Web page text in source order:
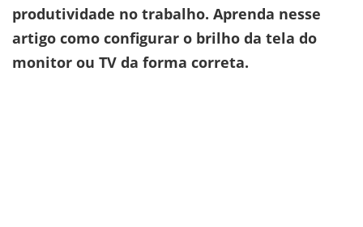
produtividade no trabalho. Aprenda nesse
artigo como configurar o brilho da tela do
monitor ou TV da forma correta.